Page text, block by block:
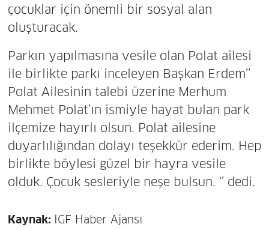
çocuklar için önemli bir sosyal alan
oluşturacak.
Parkın yapılmasına vesile olan Polat ailesi
ile birlikte parkı inceleyen Başkan Erdem’’
Polat Ailesinin talebi üzerine Merhum
Mehmet Polat’ın ismiyle hayat bulan park
ilçemize hayırlı olsun. Polat ailesine
duyarlılığından dolayı teşekkür ederim. Hep
birlikte böylesi güzel bir hayra vesile
olduk. Çocuk sesleriyle neşe bulsun. ‘’ dedi.
Kaynak: İGF Haber Ajansı